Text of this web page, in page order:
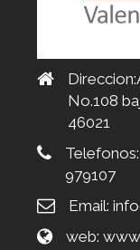
No.108
46021
979107
Email:
web: